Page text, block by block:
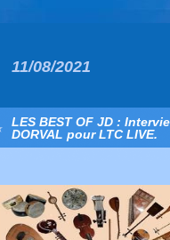
11/08/2021
LES BEST OF JD :
DORVAL pour LTC LIVE.